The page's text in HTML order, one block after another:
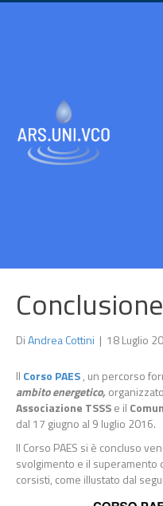
DiAndrea Cottini | 18 Luglio
Il Corso PAES, un percorso
ambito energetico,
Associazione TSSSe il
dal 17 giugno al 9 luglio 2016.
Il Corso PAES si è concluso
svolgimento e il superamento
corsisti, come illustato dal